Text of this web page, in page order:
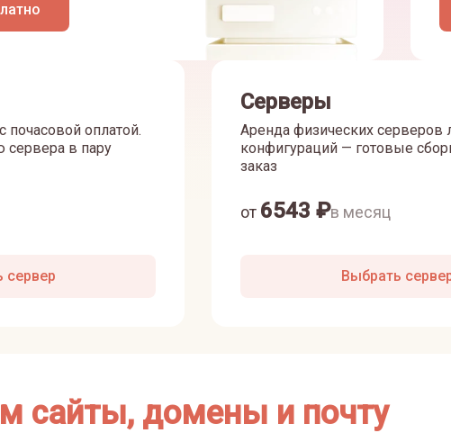
оплатой.
сервера в пару
сервер
Серверы
Аренда физических
конфигураций — готовые
заказ
от 6543 ₽в месяц
Выбрать
сайты, домены и почту